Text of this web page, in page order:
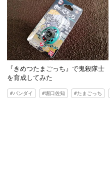
『きめつたまごっち』で鬼殺隊士
を育成してみた
バンダイ 堀口佐知 たまごっち